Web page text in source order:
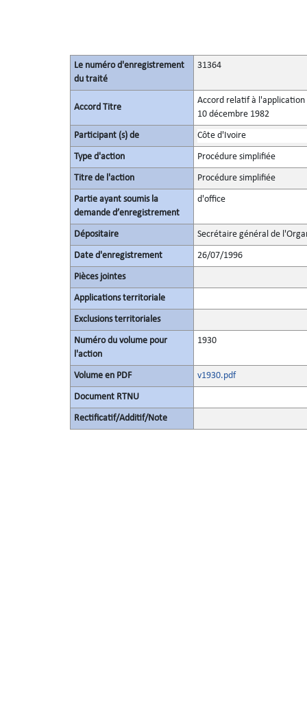
Le numéro d'enregistrement
du traité
31364
Accord Titre
Accord relatif à l'application
10 décembre 1982
Participant (s) de Côte d'Ivoire
Type d'action Procédure simplifiée
Titre de l'action Procédure simplifiée
Partie ayant soumis la
demande d’enregistrement
d'office
Dépositaire Secrétaire général de
Date d'enregistrement 26/07/1996
Pièces jointes
Applications territoriale
Exclusions territoriales
Numéro du volume pour
l'action
1930
Volume en PDF v1930.pdf
Document RTNU
Rectificatif/Additif/Note